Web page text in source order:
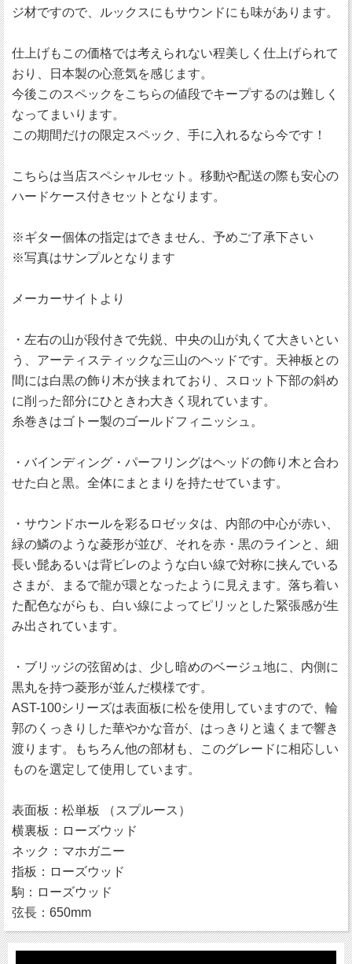
ジ材ですので、ルックスにもサウンドにも味があります。
仕上げもこの価格では考えられない程美しく仕上げられて
おり、日本製の心意気を感じます。
今後このスペックをこちらの値段でキープするのは難しく
なってまいります。
この期間だけの限定スペック、手に入れるなら今です！
こちらは当店スペシャルセット。移動や配送の際も安心の
ハードケース付きセットとなります。
※ギター個体の指定はできません、予めご了承下さい
※写真はサンプルとなります
メーカーサイトより
・左右の山が段付きで先鋭、中央の山が丸くて大きいとい
う、アーティスティックな三山のヘッドです。天神板との
間には白黒の飾り木が挟まれており、スロット下部の斜め
に削った部分にひときわ大きく現れています。
糸巻きはゴトー製のゴールドフィニッシュ。
・バインディング・パーフリングはヘッドの飾り木と合わ
せた白と黒。全体にまとまりを持たせています。
・サウンドホールを彩るロゼッタは、内部の中心が赤い、
緑の鱗のような菱形が並び、それを赤・黒のラインと、細
長い髭あるいは背ビレのような白い線で対称に挟んでいる
さまが、まるで龍が環となったように見えます。落ち着い
た配色ながらも、白い線によってピリッとした緊張感が生
み出されています。
・ブリッジの弦留めは、少し暗めのベージュ地に、内側に
黒丸を持つ菱形が並んだ模様です。
AST-100シリーズは表面板に松を使用していますので、輪
郭のくっきりした華やかな音が、はっきりと遠くまで響き
渡ります。もちろん他の部材も、このグレードに相応しい
ものを選定して使用しています。
表面板：松単板 （スプルース）
横裏板：ローズウッド
ネック：マホガニー
指板：ローズウッド
駒：ローズウッド
弦長：650mm